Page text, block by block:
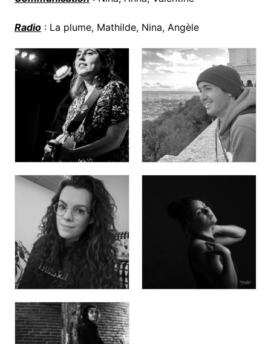
Radio: La plume, Mathilde, Nina, Angèle